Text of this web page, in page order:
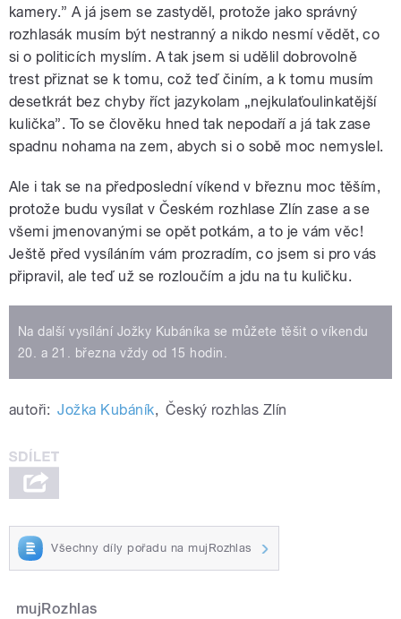
kamery.” A já jsem se zastyděl, protože jako správný
rozhlasák musím být nestranný a nikdo nesmí vědět, co
si o politicích myslím. A tak jsem si udělil dobrovolně
trest přiznat se k tomu, což teď činím, a k tomu musím
desetkrát bez chyby říct jazykolam „nejkulaťoulinkatější
kulička”. To se člověku hned tak nepodaří a já tak zase
spadnu nohama na zem, abych si o sobě moc nemyslel.
Ale i tak se na předposlední víkend v březnu moc těším,
protože budu vysílat v Českém rozhlase Zlín zase a se
všemi jmenovanými se opět potkám, a to je vám věc!
Ještě před vysíláním vám prozradím, co jsem si pro vás
připravil, ale teď už se rozloučím a jdu na tu kuličku.
Na další vysílání Jožky Kubáníka se můžete těšit o víkendu
20. a 21. března vždy od 15 hodin.
autoři: Jožka Kubáník, Český rozhlas Zlín
Všechny díly pořadu na mujRozhlas
mujRozhlas